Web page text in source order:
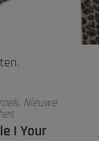
, Nieuwe
| Your